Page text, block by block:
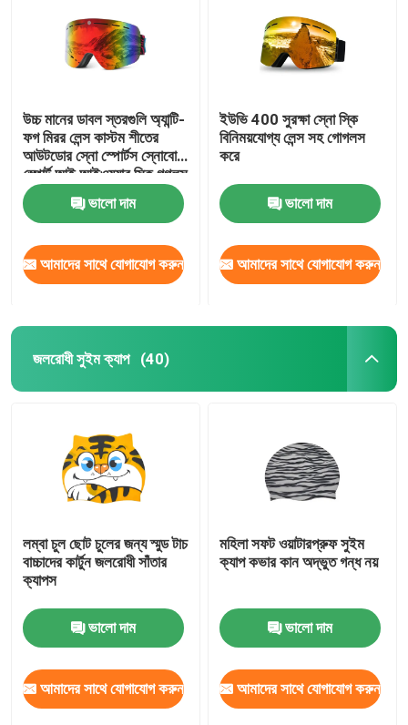
উচ্চ মানের ডাবল স্তরগুলি অ্যান্টি-
ফগ মিরর লেন্স কাস্টম শীতের
আউটডোর স্নো স্পোর্টস স্নোবোর্ড
স্পোর্ট আই আইওয়্যার স্কি গগলস
ভালো দাম
আমাদের সাথে যোগাযোগ করুন
ইউভি 400 সুরক্ষা স্নো স্কি
বিনিময়যোগ্য লেন্স সহ গোগলস
করে
ভালো দাম
আমাদের সাথে যোগাযোগ করুন
জলরোধী সুইম ক্যাপ (40)
লম্বা চুল ছোট চুলের জন্য স্মুড টাচ
বাচ্চাদের কার্টুন জলরোধী সাঁতার
ক্যাপস
ভালো দাম
আমাদের সাথে যোগাযোগ করুন
মহিলা সফট ওয়াটারপ্রুফ সুইম
ক্যাপ কভার কান অদ্ভুত গন্ধ নয়
ভালো দাম
আমাদের সাথে যোগাযোগ করুন